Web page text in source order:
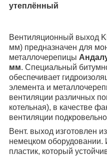
утеплённый
Вентиляционный выход
мм) предназначен для
металлочерепицы
мм. Специальный
обеспечивает
элемента и
вентиляции различных
котельная), в качестве
вентиляции
Вент. выход изготовлен
немецком оборудовании.
пластик, который